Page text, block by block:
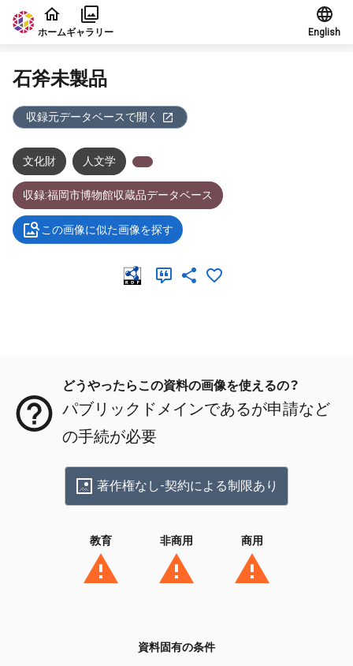
本文に飛ぶ
ホームギャラリー English
石斧未製品
収録元データベースで開く
文化財 人文学
収録:福岡市博物館収蔵品データベース
この画像に似た画像を探す
どうやったらこの資料の画像を使えるの？
パブリックドメインであるが申請など
の手続が必要
著作権なし-契約による制限あり
教育 非商用 商用
資料固有の条件